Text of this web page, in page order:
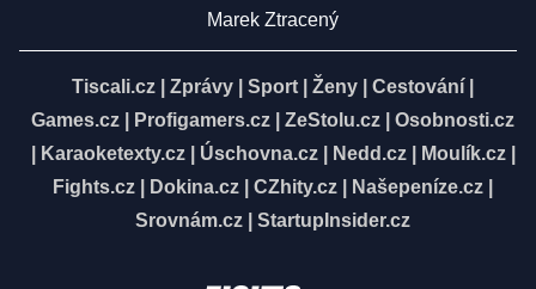
Marek Ztracený
Tiscali.cz Zprávy Sport Ženy Cestování
Games.cz
Profigamers.cz ZeStolu.cz
Osobnosti.cz
Karaoketexty.cz| Úschovna.cz| Nedd.cz| Moulík.cz|
Fights.cz
Dokina.cz CZhity.cz Našepeníze.cz
Srovnám.cz
StartupInsider.cz